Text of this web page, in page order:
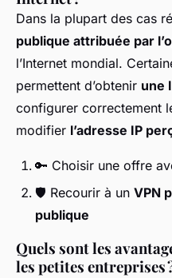
Dans la plupart des cas
publique attribuée par
l’Internet mondial.
permettent d’obtenir une
configurer correctement
modifier l’adresse IP
🔑 Choisir une offre
🛡️ Recourir à un VPN
publique
Quels sont les
les petites entreprises